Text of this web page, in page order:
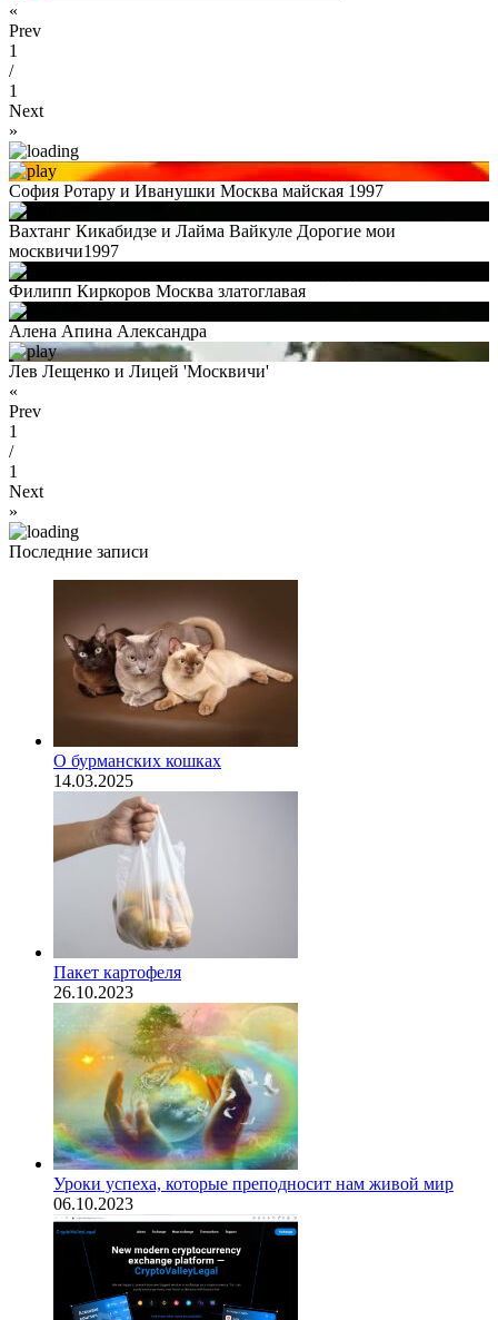
«
Prev
1
/
1
Next
»
София Ротару и Иванушки Москва майская 1997
Вахтанг Кикабидзе и Лайма Вайкуле Дорогие мои
москвичи1997
Филипп Киркоров Москва златоглавая
Алена Апина Александра
Лев Лещенко и Лицей 'Москвичи'
«
Prev
1
/
1
Next
»
Последние записи
О бурманских кошках
14.03.2025
Пакет картофеля
26.10.2023
​Уроки успеха, которые преподносит нам живой мир
06.10.2023